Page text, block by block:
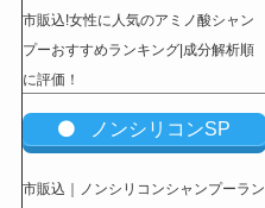
市販込!女性に人気のアミノ酸シャン
プーおすすめランキング|成分解析順
に評価！
ノンシリコンSP
市販込｜ノンシリコンシャンプーラン